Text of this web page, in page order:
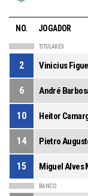
NO. JOGADOR
TITULARES
2
6
10
14
15
BANCO